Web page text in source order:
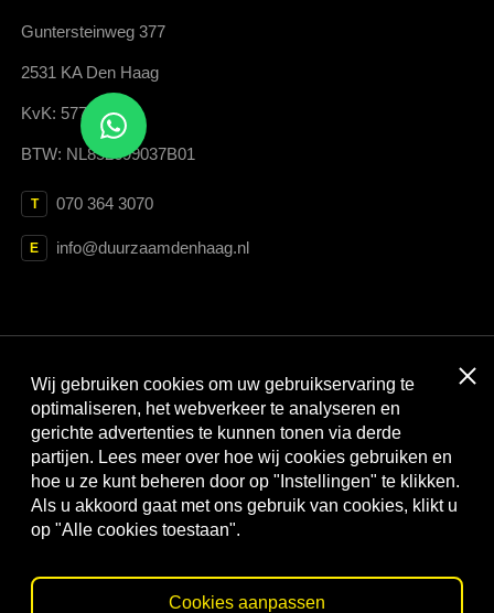
Guntersteinweg 377
2531 KA Den Haag
KvK: 57705046
BTW: NL852699037B01
T 070 364 3070
E info@duurzaamdenhaag.nl
Met dank aan:
Wij gebruiken cookies om uw gebruikservaring te
optimaliseren, het webverkeer te analyseren en
gerichte advertenties te kunnen tonen via derde
partijen. Lees meer over hoe wij cookies gebruiken en
hoe u ze kunt beheren door op "Instellingen" te klikken.
Als u akkoord gaat met ons gebruik van cookies, klikt u
op "Alle cookies toestaan".
Cookies aanpassen